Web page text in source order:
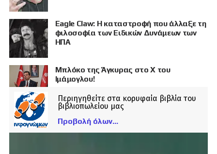
Eagle Claw: Η καταστροφή που άλλαξε τη
φιλοσοφία των Ειδικών Δυνάμεων των
ΗΠΑ
Μπλόκο της Άγκυρας στο X του
Ιμάμογλου!
Περιηγηθείτε στα κορυφαία βιβλία του
βιβλιοπωλείου μας
Προβολή όλων